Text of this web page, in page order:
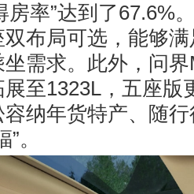
房率”达到了67.6%
布局可选，能够
需求。此外，问
至1323L，五座版
纳年货特产、随
。